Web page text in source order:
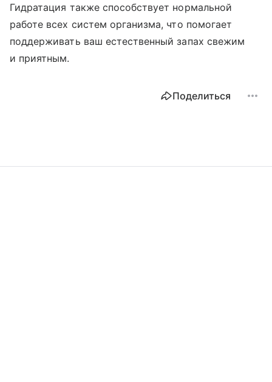
Гидратация также способствует нормальной
работе всех систем организма, что помогает
поддерживать ваш естественный запах свежим
и приятным.
Поделиться